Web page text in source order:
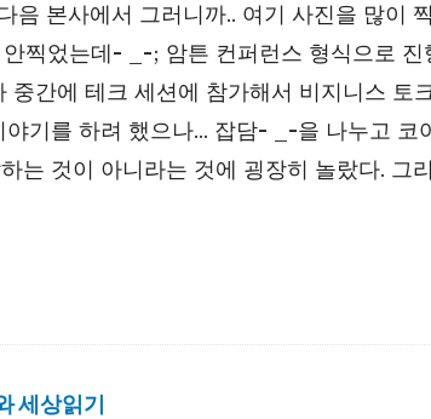
음 본사에서 그러니까.. 여기 사진을 많이
찍었는데- _-; 암튼 컨퍼런스 형식으로 진
중간에 테크 세션에 참가해서 비지니스 토
기를 하려 했으나… 잡담- _-을 나누고 코
는 것이 아니라는 것에 굉장히 놀랐다. 그
세상읽기